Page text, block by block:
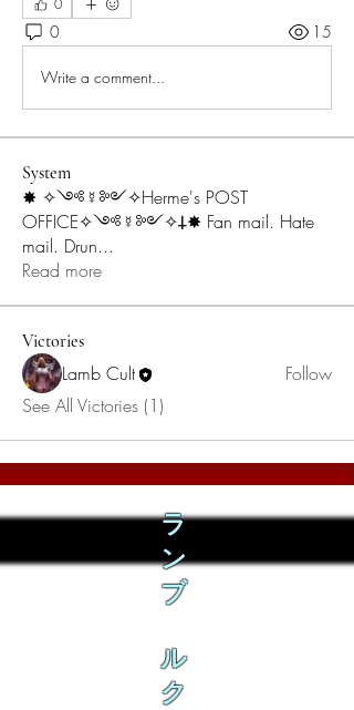
0 15
Write a comment...
System
✸ ✧༺☿༻✧Herme's POST
OFFICE✧༺☿༻✧𐕣✸ Fan mail. Hate
mail. Drun...
Read more
Victories
Lamb Cult
Follow
See All Victories (1)
ラ
ン
ブ
ル
ク